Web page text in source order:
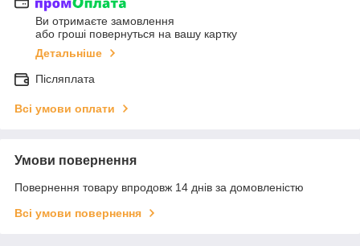
Ви отримаєте замовлення
або гроші повернуться на вашу картку
Детальніше
Післяплата
Всі умови оплати
Умови повернення
Повернення товару впродовж 14 днів за домовленістю
Всі умови повернення